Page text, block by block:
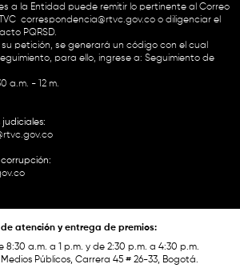
a la Entidad puede remitir lo pertinente al Correo
correspondencia@rtvc.gov.co o diligenciar el
PQRSD.
petición, se generará un código con el cual
para ello, ingrese a: Seguimiento de
a.m. - 12 m.
de atención y entrega de premios:
8:30 a.m. a 1 p.m. y de 2:30 p.m. a 4:30 p.m.
Medios Públicos, Carrera 45 # 26-33, Bogotá.